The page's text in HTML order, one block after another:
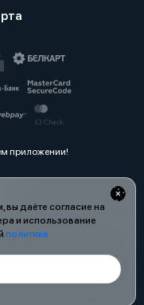
вы даёте согласие на
и использование
политике
приложении!